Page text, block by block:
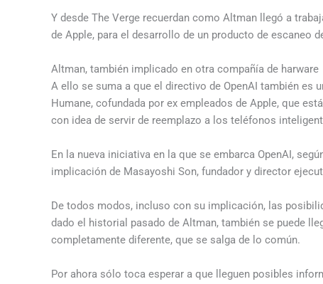
Y desde The Verge recuerdan como Altman llegó a
de Apple, para el desarrollo de un producto de escaneo
Altman, también implicado en otra compañía de harware
A ello se suma a que el directivo de OpenAI también es
Humane, cofundada por ex empleados de Apple, que
con idea de servir de reemplazo a los teléfonos
En la nueva iniciativa en la que se embarca OpenAI,
implicación de Masayoshi Son, fundador y director
De todos modos, incluso con su implicación, las
dado el historial pasado de Altman, también se puede
completamente diferente, que se salga de lo común.
Por ahora sólo toca esperar a que lleguen posibles